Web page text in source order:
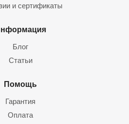
и сертификаты
Блог
Статьи
Помощь
Гарантия
Оплата